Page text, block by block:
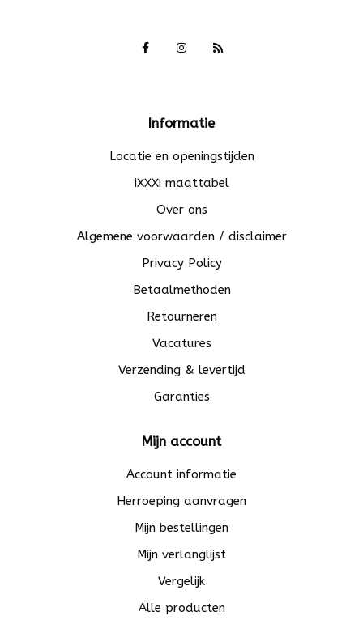
Informatie
Locatie en openingstijden
iXXXi maattabel
Over ons
Algemene voorwaarden / disclaimer
Privacy Policy
Betaalmethoden
Retourneren
Vacatures
Verzending & levertijd
Garanties
Mijn account
Account informatie
Herroeping aanvragen
Mijn bestellingen
Mijn verlanglijst
Vergelijk
Alle producten